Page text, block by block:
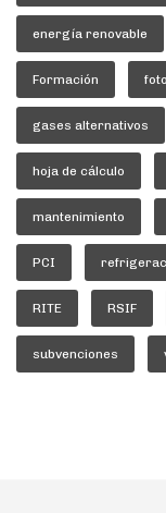
energía renovable
Formación
gases alternativos
hoja de cálculo
mantenimiento
PCI
RITE RSIF
subvenciones